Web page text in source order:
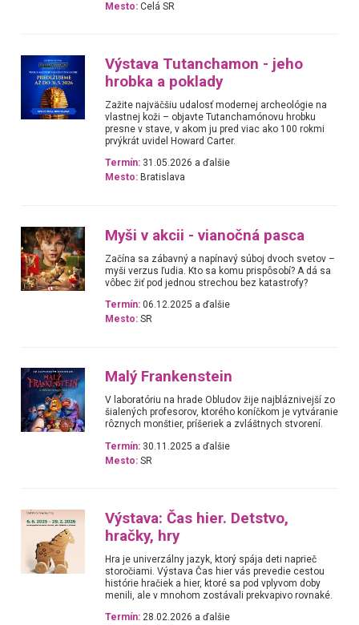
Mesto: Celá SR
Výstava Tutanchamon - jeho
hrobka a poklady
Zažite najväčšiu udalosť modernej archeológie na
vlastnej koži – objavte Tutanchamónovu hrobku
presne v stave, v akom ju pred viac ako 100 rokmi
prvýkrát uvidel Howard Carter.
Termín: 31.05.2026 a ďalšie
Mesto: Bratislava
Myši v akcii - vianočná pasca
Začína sa zábavný a napínavý súboj dvoch svetov –
myši verzus ľudia. Kto sa komu prispôsobí? A dá sa
vôbec žiť pod jednou strechou bez katastrofy?
Termín: 06.12.2025 a ďalšie
Mesto: SR
Malý Frankenstein
V laboratóriu na hrade Obludov žije najbláznivejší zo
šialených profesorov, ktorého koníčkom je vytváranie
rôznych monštier, príšeriek a zvláštnych stvorení.
Termín: 30.11.2025 a ďalšie
Mesto: SR
Výstava: Čas hier. Detstvo,
hračky, hry
Hra je univerzálny jazyk, ktorý spája deti naprieč
storočiami. Výstava Čas hier vás prevedie cestou
histórie hračiek a hier, ktoré sa pod vplyvom doby
menili, ale v mnohom zostávali prekvapivo rovnaké.
Termín: 28.02.2026 a ďalšie